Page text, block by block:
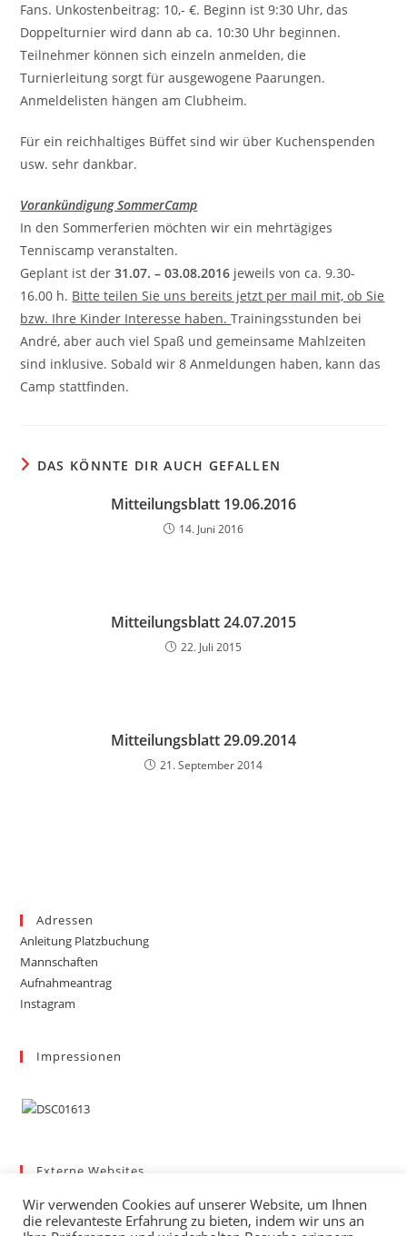
Fans. Unkostenbeitrag: 10,- €. Beginn ist 9:30 Uhr, das
Doppelturnier wird dann ab ca. 10:30 Uhr beginnen.
Teilnehmer können sich einzeln anmelden, die
Turnierleitung sorgt für ausgewogene Paarungen.
Anmeldelisten hängen am Clubheim.
Für ein reichhaltiges Büffet sind wir über Kuchenspenden
usw. sehr dankbar.
Vorankündigung SommerCamp
In den Sommerferien möchten wir ein mehrtägiges
Tenniscamp veranstalten.
Geplant ist der31.07. – 03.08.2016 jeweils von ca. 9.30-
16.00 h. Bitte teilen Sie uns bereits jetzt per mail mit, ob Sie
bzw. Ihre Kinder Interesse haben.Trainingsstunden bei
André, aber auch viel Spaß und gemeinsame Mahlzeiten
sind inklusive. Sobald wir 8 Anmeldungen haben, kann das
Camp stattfinden.
DAS KÖNNTE DIR AUCH GEFALLEN
Mitteilungsblatt 19.06.2016
14. Juni 2016
Mitteilungsblatt 24.07.2015
22. Juli 2015
Mitteilungsblatt 29.09.2014
21. September 2014
Adressen
Anleitung Platzbuchung
Mannschaften
Aufnahmeantrag
Instagram
Impressionen
Externe Websites
Gemeinde March
Wir verwenden Cookies auf unserer Website, um Ihnen
die relevanteste Erfahrung zu bieten, indem wir uns an